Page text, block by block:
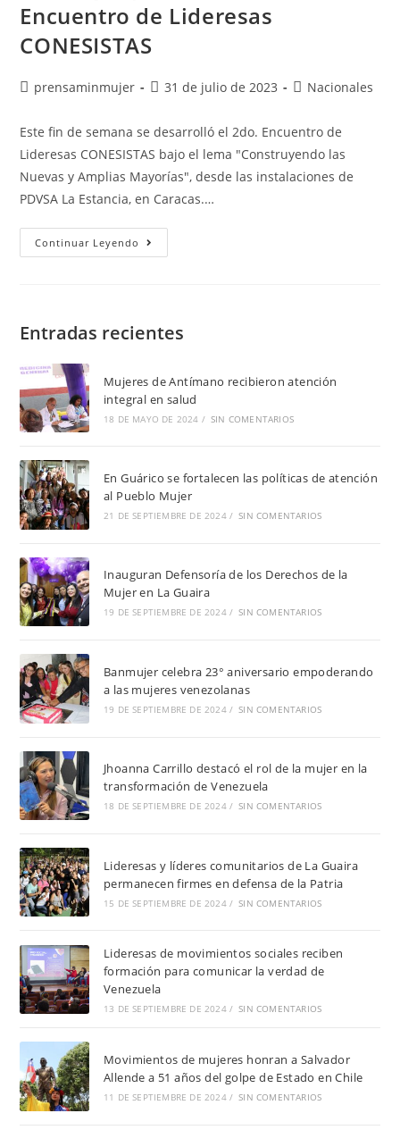
Encuentro de Lideresas
CONESISTAS
prensaminmujer 31 de julio de 2023 Nacionales
Este fin de semana se desarrolló el 2do. Encuentro de
Lideresas CONESISTAS bajo el lema "Construyendo las
Nuevas y Amplias Mayorías", desde las instalaciones de
PDVSA La Estancia, en Caracas.…
Continuar Leyendo
Entradas recientes
Mujeres de Antímano recibieron atención
integral en salud
18 DE MAYO DE 2024 / SIN COMENTARIOS
En Guárico se fortalecen las políticas de atención
al Pueblo Mujer
21 DE SEPTIEMBRE DE 2024 / SIN COMENTARIOS
Inauguran Defensoría de los Derechos de la
Mujer en La Guaira
19 DE SEPTIEMBRE DE 2024 / SIN COMENTARIOS
Banmujer celebra 23° aniversario empoderando
a las mujeres venezolanas
19 DE SEPTIEMBRE DE 2024 / SIN COMENTARIOS
Jhoanna Carrillo destacó el rol de la mujer en la
transformación de Venezuela
18 DE SEPTIEMBRE DE 2024 / SIN COMENTARIOS
Lideresas y líderes comunitarios de La Guaira
permanecen firmes en defensa de la Patria
15 DE SEPTIEMBRE DE 2024 / SIN COMENTARIOS
Lideresas de movimientos sociales reciben
formación para comunicar la verdad de
Venezuela
13 DE SEPTIEMBRE DE 2024 / SIN COMENTARIOS
Movimientos de mujeres honran a Salvador
Allende a 51 años del golpe de Estado en Chile
11 DE SEPTIEMBRE DE 2024 / SIN COMENTARIOS